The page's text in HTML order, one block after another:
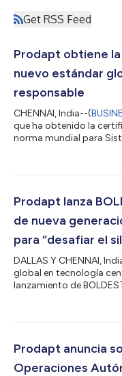
Get RSS Feed
Prodapt obtiene
nuevo estándar
responsable
CHENNAI, India--(
que ha obtenido la
norma mundial para
estándar más exigente
establece un marco
estrategia, tecno...
Prodapt lanza
de nueva
para “desafiar el
DALLAS Y CHENNAI,
global en tecnología
lanzamiento de
modernas. Operando
soluciones innovadoras
tangibles. En los
Prodapt anuncia
Operaciones